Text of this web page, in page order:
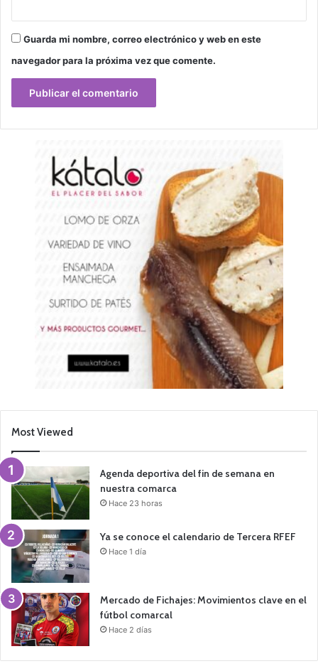
Guarda mi nombre, correo electrónico y web en este
navegador para la próxima vez que comente.
Most Viewed
Agenda deportiva del fin de semana en
nuestra comarca
Hace 23 horas
Ya se conoce el calendario de Tercera RFEF
Hace 1 día
Mercado de Fichajes: Movimientos clave en el
fútbol comarcal
Hace 2 días